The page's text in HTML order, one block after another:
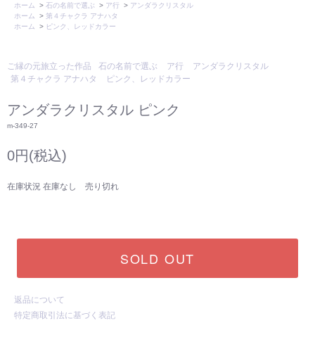
ホーム
> 石の名前で選ぶ > ア行 > アンダラクリスタル
ホーム
> 第４チャクラ アナハタ
ホーム
> ピンク、レッドカラー
ご縁の元旅立った作品 石の名前で選ぶ ア行
アンダラクリスタル
第４チャクラ アナハタ
ピンク、レッドカラー
アンダラクリスタル ピンク
m-349-27
0円(税込)
在庫状況 在庫なし 売り切れ
SOLD OUT
返品について
特定商取引法に基づく表記